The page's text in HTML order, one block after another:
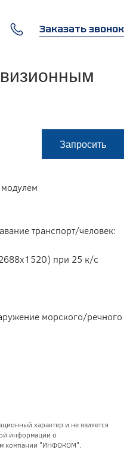
1,
Заказать звонок
Запросить
транспорт/человек:
при 25 к/с
морского/речного
характер и не является
информации о
компании "ИНФОКОМ".